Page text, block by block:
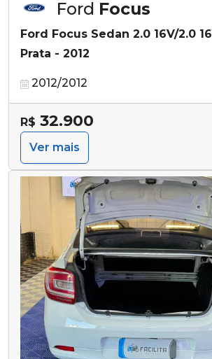
Ford Focus
Ford Focus Sedan 2.0 16V/2.0
Prata - 2012
2012/2012
R$ 32.900
Ver mais